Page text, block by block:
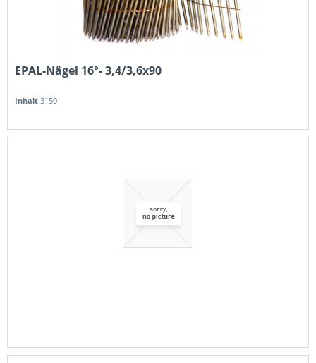
EPAL-Nägel 16°- 3,4/3,6x90
Inhalt 3150